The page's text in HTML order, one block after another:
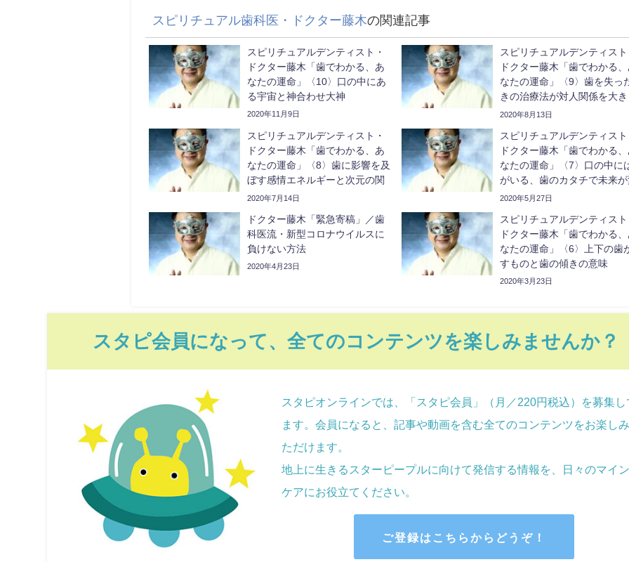
スピリチュアル歯科医・ドクター藤木の関連記事
スピリチュアルデンティスト・
ドクター藤木「歯でわかる、あ
なたの運命」〈10〉口の中にあ
る宇宙と神合わせ大神
2020年11月9日
スピリチュアルデンティス
ドクター藤木「歯でわかる
なたの運命」〈9〉歯を失っ
きの治療法が対人関係を大
変える
2020年8月13日
スピリチュアルデンティスト・
ドクター藤木「歯でわかる、あ
なたの運命」〈8〉歯に影響を及
ぼす感情エネルギーと次元の関
係
2020年7月14日
スピリチュアルデンティス
ドクター藤木「歯でわかる
なたの運命」〈7〉口の中に
がいる、歯のカタチで未来
わる
2020年5月27日
ドクター藤木「緊急寄稿」／歯
科医流・新型コロナウイルスに
負けない方法
2020年4月23日
スピリチュアルデンティス
ドクター藤木「歯でわかる
なたの運命」〈6〉上下の歯
すものと歯の傾きの意味
2020年3月23日
スタピ会員になって、全てのコンテンツを楽しみませんか？
スタピオンラインでは、「スタピ会員」（月／220円税込）を募集し
ます。会員になると、記事や動画を含む全てのコンテンツをお楽し
ただけます。
地上に生きるスターピープルに向けて発信する情報を、日々のマイ
ケアにお役立てください
ご登録はこちらからどうぞ！